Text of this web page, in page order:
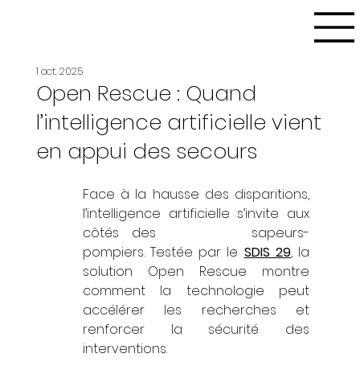
Open Rescue : Quand
l’intelligence artificielle vient
en appui des secours
1 oct. 2025
Face à la hausse des disparitions,
l’intelligence artificielle s’invite aux
côtés des 		sapeurs-
pompiers. Testée par le SDIS 29, la
solution Open Rescue montre
comment la technologie peut
accélérer les recherches et
renforcer la sécurité des
interventions.